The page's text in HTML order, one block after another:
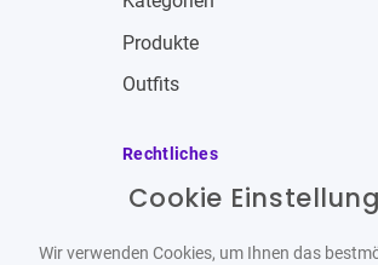
Produkte
Outfits
Rechtliches
Impressum
Cookie
Wir verwenden Cookies, um Ihnen das